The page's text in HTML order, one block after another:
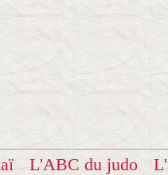
L'ABC du judo